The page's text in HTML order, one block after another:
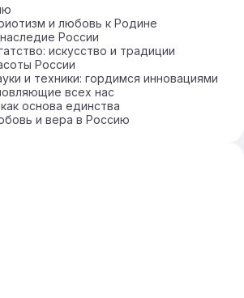
и любовь к Родине
России
искусство и традиции
России
и техники: гордимся инновациями
всех нас
основа единства
и вера в Россию